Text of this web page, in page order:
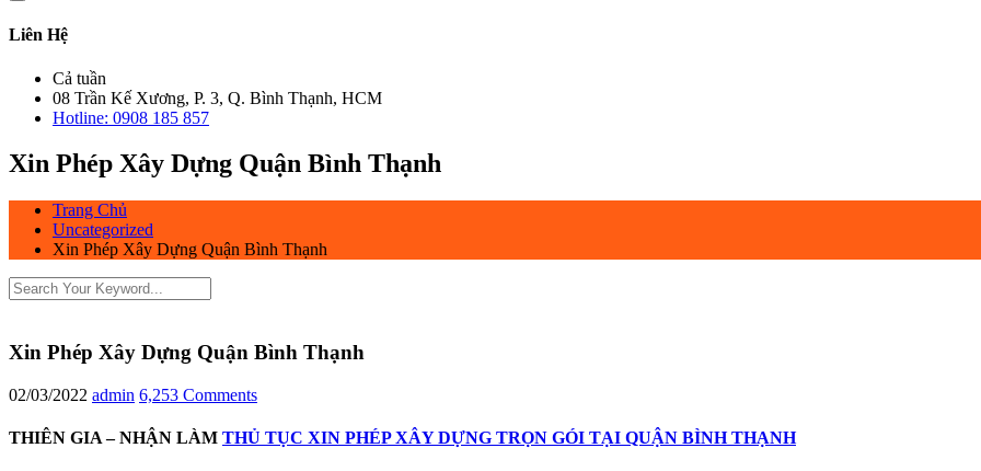
Liên Hệ
Cả tuần
08 Trần Kế Xương, P. 3, Q. Bình Thạnh, HCM
Hotline: 0908 185 857
Xin Phép Xây Dựng Quận Bình Thạnh
Trang Chủ
Uncategorized
Xin Phép Xây Dựng Quận Bình Thạnh
Xin Phép Xây Dựng Quận Bình Thạnh
02/03/2022 admin 6,253 Comments
THIÊN GIA – NHẬN LÀM THỦ TỤC XIN PHÉP XÂY DỰNG TRỌN GÓI TẠI QUẬN BÌNH THẠNH